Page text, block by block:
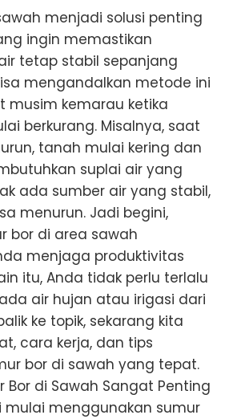
menjadi solusi penting
ingin memastikan
tetap stabil sepanjang
mengandalkan metode ini
musim kemarau ketika
berkurang. Misalnya, saat
tanah mulai kering dan
suplai air yang
ada sumber air yang stabil,
menurun. Jadi begini,
bor di area sawah
menjaga produktivitas
itu, Anda tidak perlu terlalu
air hujan atau irigasi dari
ke topik, sekarang kita
cara kerja, dan tips
bor di sawah yang tepat.
Bor di Sawah Sangat Penting
mulai menggunakan sumur